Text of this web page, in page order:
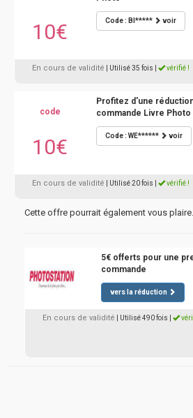
10€ Code : BI***** voir
En cours de validité | Utilisé 35 fois vérifié !
code
10€
Profitez d'une
commande Livre Photo
Code : WE****** voir
En cours de validité | Utilisé 20 fois vérifié !
Cette offre pourrait également vous
5€ offerts pour une
commande
vers la réduction
En cours de validité | Utilisé 490 fois